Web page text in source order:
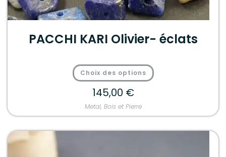
PACCHI KARI Olivier- éclats
Choix des options
145,00 €
Metal, Bois et Pierre